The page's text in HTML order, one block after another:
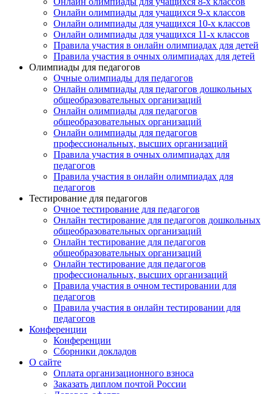
Онлайн олимпиады для учащихся 9-х классов
Онлайн олимпиады для учащихся 10-х классов
Онлайн олимпиады для учащихся 11-х классов
Правила участия в онлайн олимпиадах для детей
Правила участия в очных олимпиадах для детей
Олимпиады для педагогов
Очные олимпиады для педагогов
Онлайн олимпиады для педагогов дошкольных
общеобразовательных организаций
Онлайн олимпиады для педагогов
общеобразовательных организаций
Онлайн олимпиады для педагогов
профессиональных, высших организаций
Правила участия в очных олимпиадах для
педагогов
Правила участия в онлайн олимпиадах для
педагогов
Тестирование для педагогов
Очное тестирование для педагогов
Онлайн тестирование для педагогов дошкольных
общеобразовательных организаций
Онлайн тестирование для педагогов
общеобразовательных организаций
Онлайн тестирование для педагогов
профессиональных, высших организаций
Правила участия в очном тестировании для
педагогов
Правила участия в онлайн тестировании для
педагогов
Конференции
Конференции
Сборники докладов
О сайте
Оплата организационного взноса
Заказать диплом почтой России